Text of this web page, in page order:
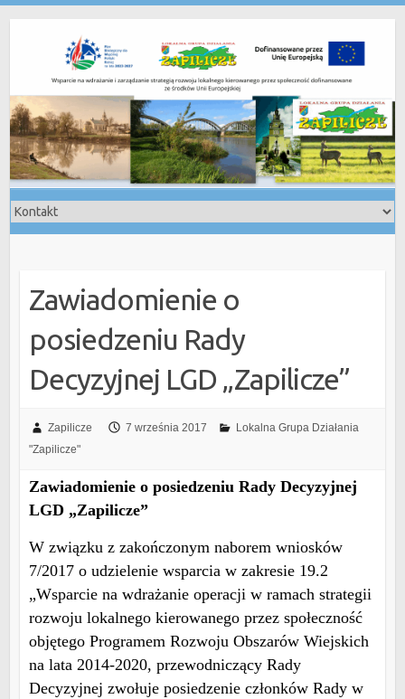
Zawiadomienie o
posiedzeniu Rady
Decyzyjnej LGD „Zapilicze”
Zapilicze 7 września 2017
Lokalna Grupa Działania
"Zapilicze"
Zawiadomienie o posiedzeniu Rady Decyzyjnej
LGD „Zapilicze”
W związku z zakończonym naborem wniosków
7/2017 o udzielenie wsparcia w zakresie 19.2
„Wsparcie na wdrażanie operacji w ramach strategii
rozwoju lokalnego kierowanego przez społeczność
objętego Programem Rozwoju Obszarów Wiejskich
na lata 2014-2020, przewodniczący Rady
Decyzyjnej zwołuje posiedzenie członków Rady w